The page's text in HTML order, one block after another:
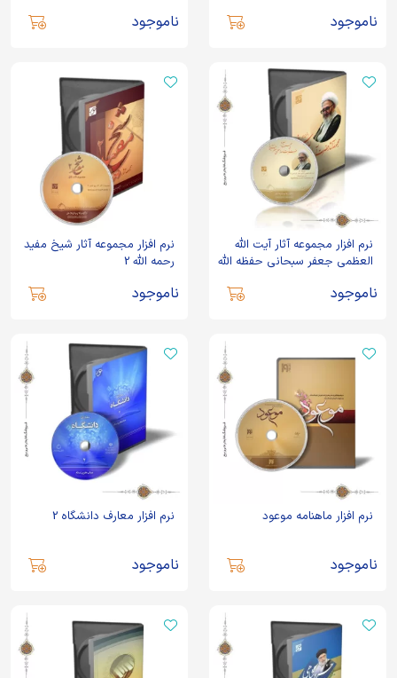
ناموجود ناموجود
نرم افزار مجموعه آثار آیت الله
العظمی جعفر سبحانی حفظه الله
ناموجود
نرم افزار مجموعه آثار شیخ مفید
رحمه الله 2
ناموجود
نرم افزار ماهنامه موعود
ناموجود
نرم افزار معارف دانشگاه 2
ناموجود